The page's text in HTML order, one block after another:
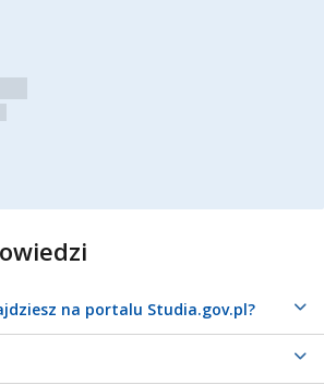
na portalu Studia.gov.pl?